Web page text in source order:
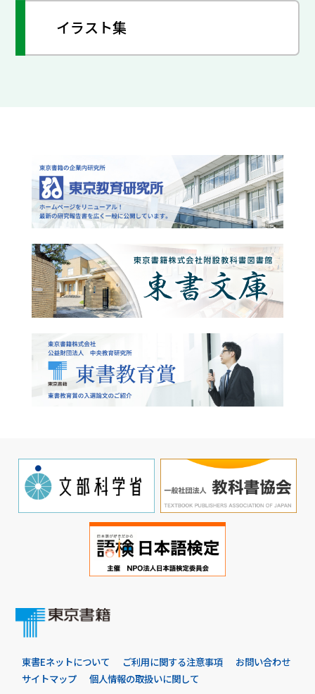
イラスト集
東書Eネットについて ご利用に関する注意事項
お問い合わせ
サイトマップ
個人情報の取扱いに関して